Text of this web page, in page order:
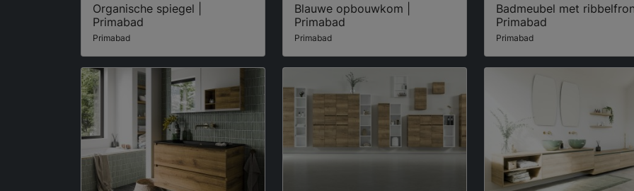
Organische spiegel |
Primabad
Primabad
Blauwe opbouwkom |
Primabad
Primabad
Badmeubel met
Primabad
Primabad